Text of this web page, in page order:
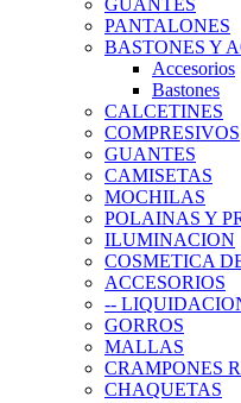
GUANTES
PANTALONES
BASTONES Y
Accesorios
Bastones
CALCETINES
COMPRESIVOS
GUANTES
CAMISETAS
MOCHILAS
POLAINAS Y
ILUMINACION
COSMETICA
ACCESORIOS
--
GORROS
MALLAS
CRAMPONES
CHAQUETAS